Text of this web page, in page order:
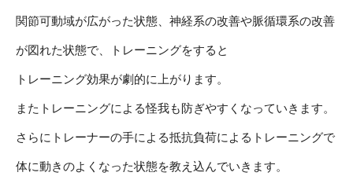
関節可動域が広がった状態、神経系の改善や脈循環系の改善
が図れた状態で、トレーニングをすると
トレーニング効果が劇的に上がります。
またトレーニングによる怪我も防ぎやすくなっていきます。
さらにトレーナーの手による抵抗負荷によるトレーニングで
体に動きのよくなった状態を教え込んでいきます。